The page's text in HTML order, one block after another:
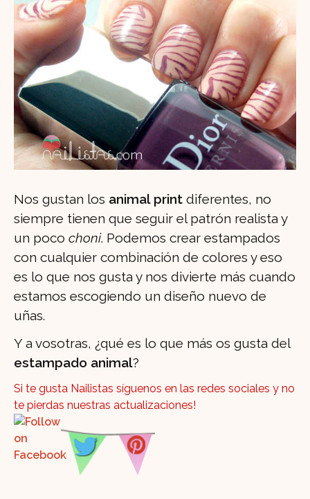
Nos gustan los animal print diferentes, no
siempre tienen que seguir el patrón realista y
un poco choni. Podemos crear estampados
con cualquier combinación de colores y eso
es lo que nos gusta y nos divierte más cuando
estamos escogiendo un diseño nuevo de
uñas.
Y a vosotras, ¿qué es lo que más os gusta del
estampado animal?
Si te gusta Nailistas síguenos en las redes sociales y no
te pierdas nuestras actualizaciones!